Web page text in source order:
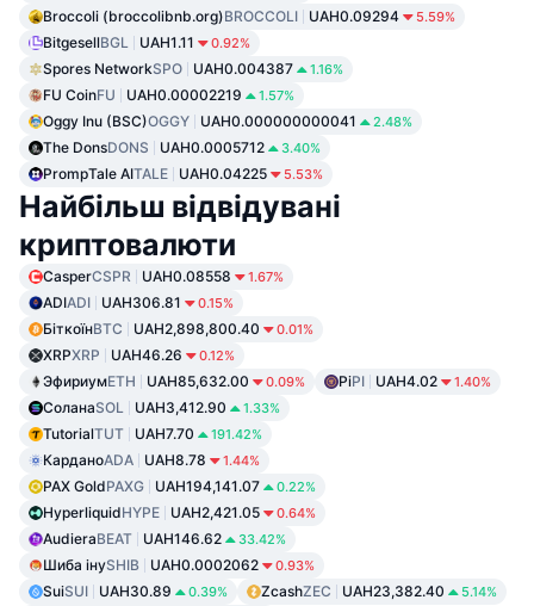
Broccoli (broccolibnb.org)BROCCOLI UAH0.09294 5.59%
BitgesellBGL UAH1.11 0.92%
Spores NetworkSPO UAH0.004387 1.16%
FU CoinFU UAH0.00002219 1.57%
Oggy Inu (BSC)OGGY UAH0.000000000041 2.48%
The DonsDONS UAH0.0005712 3.40%
PrompTale AITALE UAH0.04225 5.53%
Найбільш відвідувані
криптовалюти
CasperCSPR UAH0.08558 1.67%
ADIADI UAH306.81 0.15%
БіткоїнBTC UAH2,898,800.40 0.01%
XRPXRP UAH46.26 0.12%
ЭфириумETH UAH85,632.00 0.09% PiPI UAH4.02 1.40%
СоланаSOL UAH3,412.90 1.33%
TutorialTUT UAH7.70 191.42%
КарданоADA UAH8.78 1.44%
PAX GoldPAXG UAH194,141.07 0.22%
HyperliquidHYPE UAH2,421.05 0.64%
AudieraBEAT UAH146.62 33.42%
Шиба інуSHIB UAH0.0002062 0.93%
SuiSUI UAH30.89 0.39% ZcashZEC UAH23,382.40 5.14%